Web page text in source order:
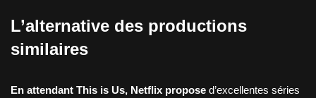
L’alternative des productions
similaires
En attendant This is Us, Netflix propose d’excellentes séries